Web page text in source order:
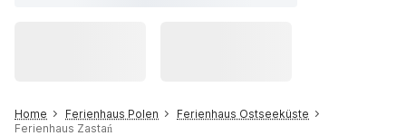
Home Ferienhaus Polen
Ferienhaus Ostseeküste
Ferienhaus Zastań